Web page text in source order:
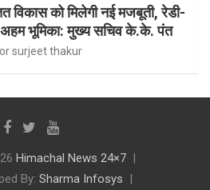
को मिलेगी नई मजबूती, रेडी-
अहम भूमिका: मुख्य सचिव के.के. पंत
surjeet thakur
Himachal News 24×7
By: Sharma Infosys